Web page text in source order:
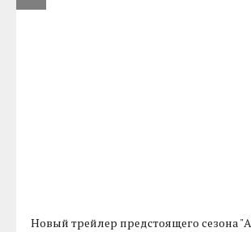
Новый трейлер предстоящего сезона